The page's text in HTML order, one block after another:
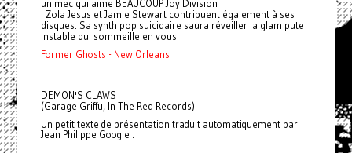
un mec qui aime BEAUCOUP Joy Division
. Zola Jesus et Jamie Stewart contribuent également à ses
disques. Sa synth pop suicidaire saura réveiller la glam pute
instable qui sommeille en vous.
Former Ghosts - New Orleans
DEMON'S CLAWS
(Garage Griffu, In The Red Records)
Un petit texte de présentation traduit automatiquement par
Jean Philippe Google :